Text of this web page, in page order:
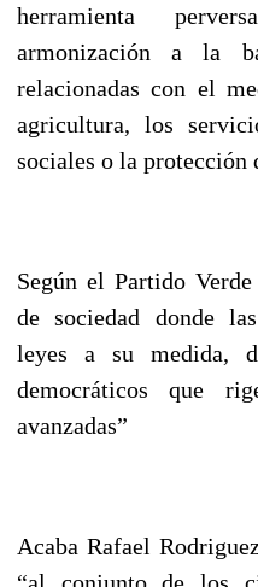
herramienta
armonización a la
relacionadas con el
agricultura, los
sociales o la protección
Según el Partido
de sociedad donde
leyes a su medida,
democráticos que
avanzadas”
Acaba Rafael